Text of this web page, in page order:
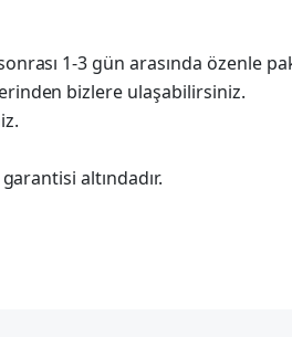
1-3 gün arasında özenle
bizlere ulaşabilirsiniz.
altındadır.